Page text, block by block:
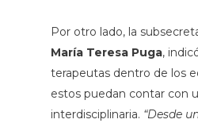
Por otro lado, la
María Teresa Puga,
terapeutas dentro de los
estos puedan contar con
interdisciplinaria. “Desde